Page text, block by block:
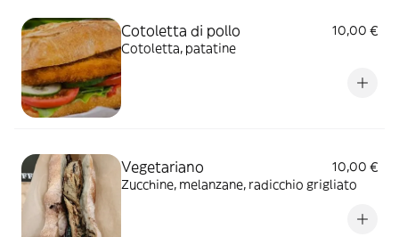
Cotoletta di pollo
10,00 €
Cotoletta, patatine
Vegetariano
10,00 €
Zucchine, melanzane, radicchio grigliato